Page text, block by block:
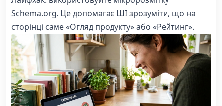
Schema.org. Це допомагає ШІ зрозуміти, що на
сторінці саме «Огляд продукту» або «Рейтинг».